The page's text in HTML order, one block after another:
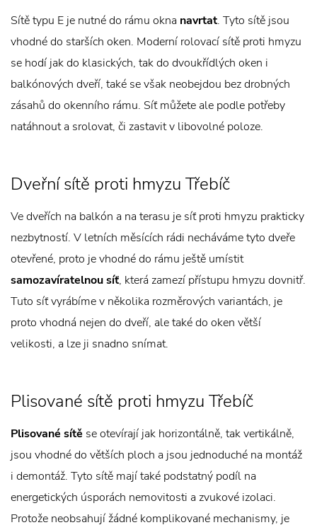
Sítě typu E je nutné do rámu okna navrtat. Tyto sítě jsou
vhodné do starších oken. Moderní rolovací sítě proti hmyzu
se hodí jak do klasických, tak do dvoukřídlých oken i
balkónových dveří, také se však neobejdou bez drobných
zásahů do okenního rámu. Síť můžete ale podle potřeby
natáhnout a srolovat, či zastavit v libovolné poloze.
Dveřní sítě proti hmyzu Třebíč
Ve dveřích na balkón a na terasu je síť proti hmyzu prakticky
nezbytností. V letních měsících rádi necháváme tyto dveře
otevřené, proto je vhodné do rámu ještě umístit
samozavíratelnou síť, která zamezí přístupu hmyzu dovnitř.
Tuto síť vyrábíme v několika rozměrových variantách, je
proto vhodná nejen do dveří, ale také do oken větší
velikosti, a lze ji snadno snímat.
Plisované sítě proti hmyzu Třebíč
Plisované sítě se otevírají jak horizontálně, tak vertikálně,
jsou vhodné do větších ploch a jsou jednoduché na montáž
i demontáž. Tyto sítě mají také podstatný podíl na
energetických úsporách nemovitosti a zvukové izolaci.
Protože neobsahují žádné komplikované mechanismy, je